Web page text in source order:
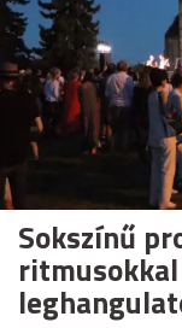
Sokszínű